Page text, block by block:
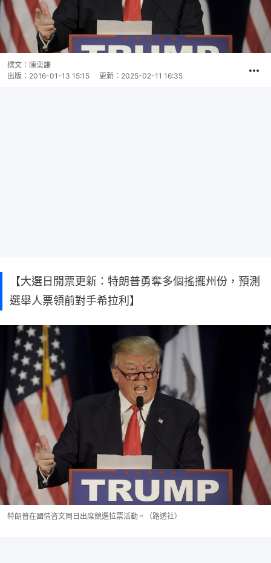
撰文： 陳奕謙
出版： 2016-01-13 15:15 更新： 2025-02-11 16:35
【大選日開票更新：特朗普勇奪多個搖擺州份，預測
選舉人票領前對手希拉利】
特朗普在國情咨文同日出席競選拉票活動。（路透社）